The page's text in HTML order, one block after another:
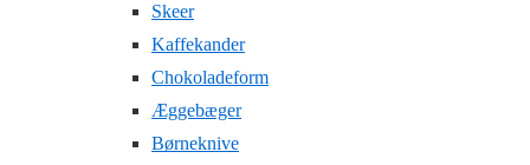
Skeer
Kaffekander
Chokoladeform
Æggebæger
Børneknive